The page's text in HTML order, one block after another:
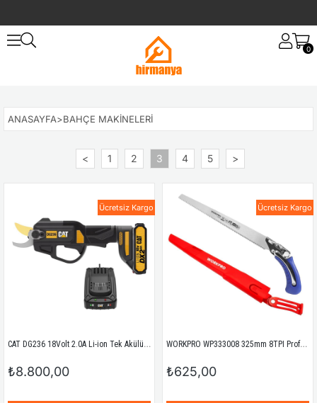
0
ANASAYFA>BAHÇE MAKINELERI
< 1 2 3 4 5 >
CAT DG236 18Volt 2.0A Li-ion Tek Akülü Profesyonel Kömürsüz Dal Budama Makası
₺8.800,00
Ücretsiz Kargo
WORKPRO WP333008 325mm 8TPI Profesyonel Ağaç Budama Testeresi
₺625,00
Ücretsiz Kargo